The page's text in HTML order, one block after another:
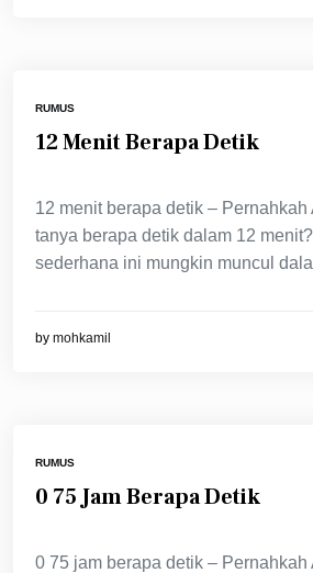
RUMUS
12 Menit Berapa Detik
12 menit berapa detik – Pernahkah
tanya berapa detik dalam 12
sederhana ini mungkin muncul
by mohkamil
RUMUS
0 75 Jam Berapa Detik
0 75 jam berapa detik – Pernahkah